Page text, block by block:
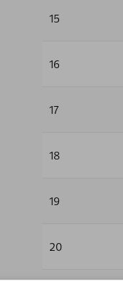
15
16
17
18
19
20